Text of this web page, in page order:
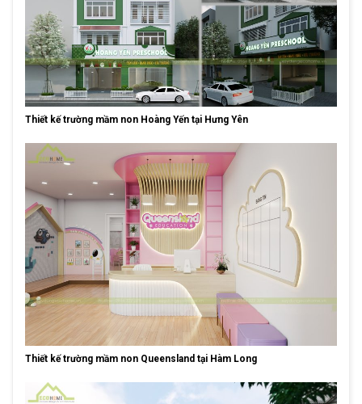
Thiết kế trường mầm non Hoàng Yến tại Hưng Yên
Thiết kế trường mầm non Queensland tại Hàm Long